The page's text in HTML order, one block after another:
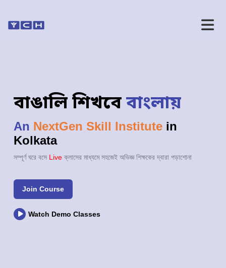
বাঙালি শিখবেবাংলায়
An NextGen Skill Institute in
Kolkata
সম্পূর্ণ ঘরে বসে Liveক্লাসের মাধ্যমে সহজেই অভিজ্ঞ শিক্ষকের দ্বারা পড়াশোনা
Join Course
Watch Demo Classes